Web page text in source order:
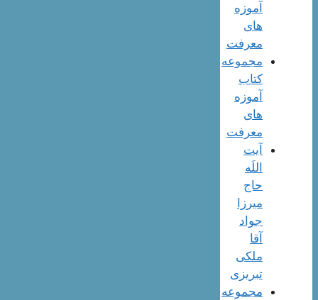
آموزه
های
معرفت
مجموعه
کتاب
آموزه
های
معرفت
آیت
اللَه
حاج
میرزا
جواد
آقا
ملکی
تبریزی
مجموعه